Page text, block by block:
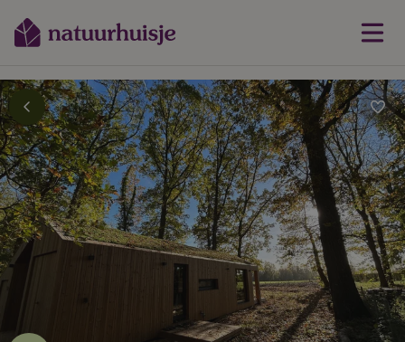
Dit natuurhuisje is eco-